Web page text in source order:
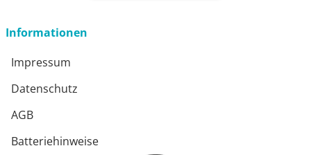
Informationen
Impressum
Datenschutz
AGB
Batteriehinweise